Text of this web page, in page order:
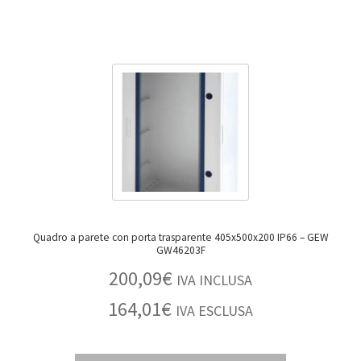
Quadro a parete con porta trasparente 405x500x200 IP66 – GEW
GW46203F
200,09€ IVA INCLUSA
164,01€ IVA ESCLUSA